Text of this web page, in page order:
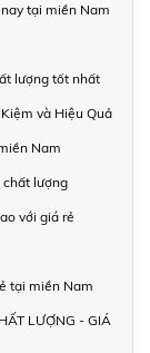
tại miền Nam
lượng tốt nhất
và Hiệu Quả
Nam
chất lượng
với giá rẻ
tại miền Nam
LƯỢNG - GIÁ